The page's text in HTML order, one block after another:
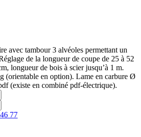
avec tambour 3 alvéoles permettant un
de la longueur de coupe de 25 à 52
longueur de bois à scier jusqu’à 1 m.
(orientable en option). Lame en carbure Ø
(existe en combiné pdf-électrique).
77